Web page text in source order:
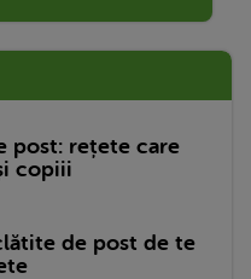
post: rețete care
copiii
de post de te